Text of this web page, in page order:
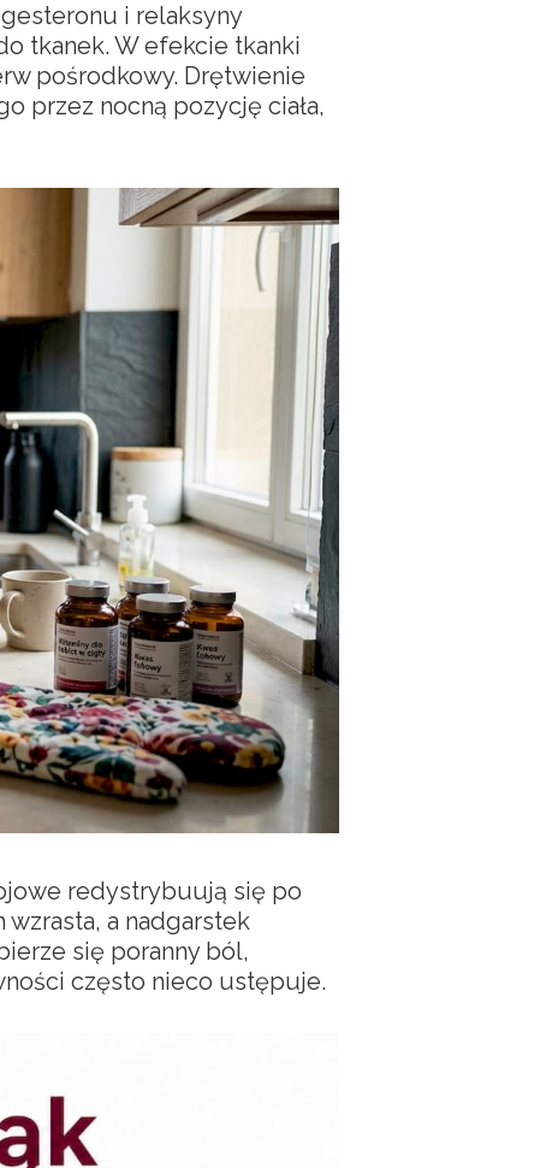
i relaksyny
tkanek. W efekcie tkanki
pośrodkowy. Drętwienie
przez nocną pozycję ciała,
redystrybuują się po
a nadgarstek
się poranny ból,
często nieco ustępuje.